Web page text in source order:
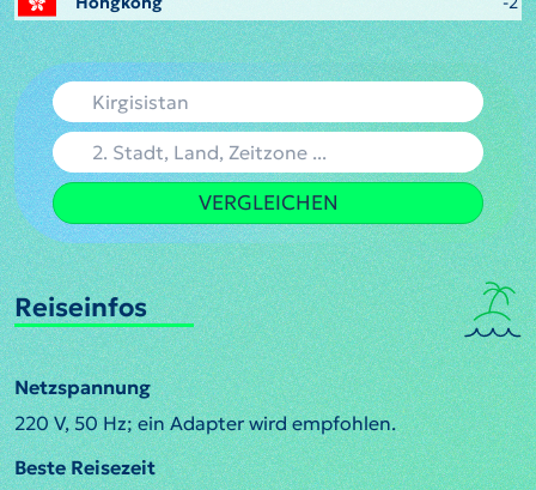
VERGLEICHEN
Reiseinfos
Netzspannung
220 V, 50 Hz; ein Adapter wird empfohlen.
Beste Reisezeit